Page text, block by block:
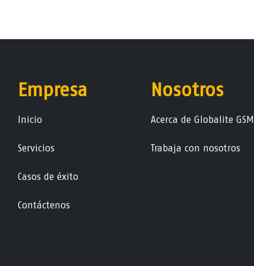
Empresa
Ini​ci​o
Servicios
Casos de éxito
Contáctenos
Nosotros
Acerca de Globalite GSM
Trabaja con nosotros